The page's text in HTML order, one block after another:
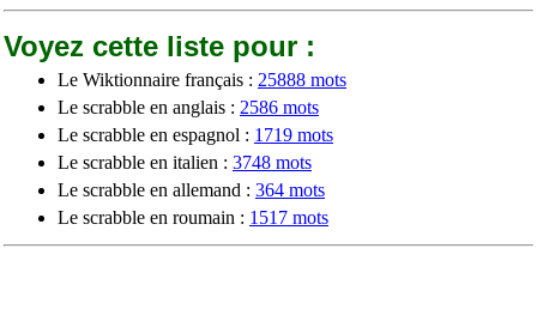
Voyez cette liste pour :
Le Wiktionnaire français : 25888 mots
Le scrabble en anglais : 2586 mots
Le scrabble en espagnol : 1719 mots
Le scrabble en italien : 3748 mots
Le scrabble en allemand : 364 mots
Le scrabble en roumain : 1517 mots